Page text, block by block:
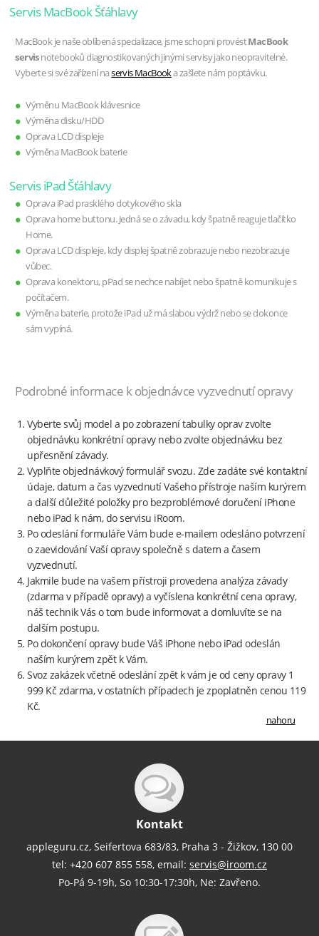
Servis MacBook Šťáhlavy
MacBook je naše oblíbená specializace, jsme schopni provéstMacBook
servisnotebooků diagnostikovaných jinými servisy jako neopravitelné.
Vyberte si své zařízení naservis MacBooka zašlete nám poptávku.
Výměnu MacBook klávesnice
Výměna disku/HDD
Oprava LCD displeje
Výměna MacBook baterie
Servis iPad Šťáhlavy
Oprava iPad prasklého dotykového skla
Oprava home buttonu. Jedná se o závadu, kdy špatně reaguje tlačítko
Home.
Oprava LCD displeje, kdy displej špatně zobrazuje nebo nezobrazuje
vůbec.
Oprava konektoru, pPad se nechce nabíjet nebo špatně komunikuje s
počítačem.
Výměna baterie, protože iPad už má slabou výdrž nebo se dokonce
sám vypíná.
Podrobné informace k objednávce vyzvednutí opravy
Vyberte svůj model a po zobrazení tabulky oprav zvolte
objednávku konkrétní opravy nebo zvolte objednávku bez
upřesnění závady.
Vyplňte objednávkový formulář svozu. Zde zadáte své kontaktní
údaje, datum a čas vyzvednutí Vašeho přístroje naším kurýrem
a další důležité položky pro bezproblémové doručení iPhone
nebo iPad k nám, do servisu iRoom.
Po odeslání formuláře Vám bude e-mailem odesláno potvrzení
o zaevidování Vaší opravy společně s datem a časem
vyzvednutí.
Jakmile bude na vašem přístroji provedena analýza závady
(zdarma v případě opravy) a vyčíslena konkrétní cena opravy,
náš technik Vás o tom bude informovat a domluvíte se na
dalším postupu.
Po dokončení opravy bude Váš iPhone nebo iPad odeslán
naším kurýrem zpět k Vám.
Svoz zakázek včetně odeslání zpět k vám je od ceny opravy 1
999 Kč zdarma, v ostatních případech je zpoplatněn cenou 119
Kč.
nahoru
Kontakt
appleguru.cz, Seifertova 683/83, Praha 3 - Žižkov, 130 00
tel: +420 607 855 558, email: servis@iroom.cz
Po-Pá 9-19h, So 10:30-17:30h, Ne: Zavřeno.